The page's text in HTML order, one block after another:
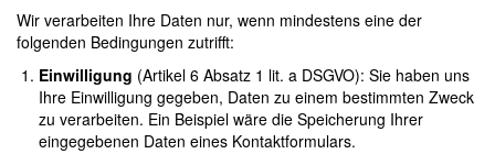
Wir verarbeiten Ihre Daten nur, wenn mindestens eine der
folgenden Bedingungen zutrifft:
Einwilligung (Artikel 6 Absatz 1 lit. a DSGVO): Sie haben uns
Ihre Einwilligung gegeben, Daten zu einem bestimmten Zweck
zu verarbeiten. Ein Beispiel wäre die Speicherung Ihrer
eingegebenen Daten eines Kontaktformulars.